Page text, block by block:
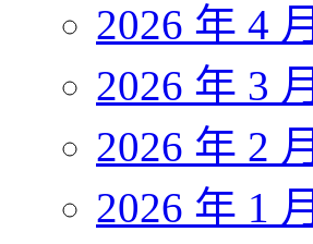
2026 年 4 月
2026 年 3 月
2026 年 2 月
2026 年 1 月